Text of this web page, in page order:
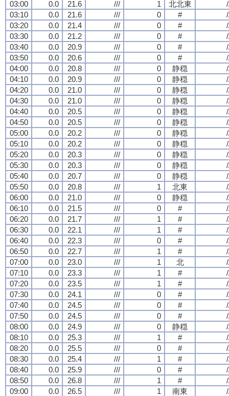
03:00
0.0 21.6 /// 1 北北東
03:10
0.0 21.6 /// 0 #
03:20
0.0 21.4 /// 0 #
03:30
0.0 21.2 /// 0 #
03:40
0.0 20.9 /// 0 #
03:50
0.0 20.6 /// 0 #
04:00
0.0 20.8 /// 0 静穏
04:10
0.0 20.9 /// 0 静穏
04:20
0.0 21.0 /// 0 静穏
04:30
0.0 21.0 /// 0 静穏
04:40
0.0 20.5 /// 0 静穏
04:50
0.0 20.5 /// 0 静穏
05:00
0.0 20.2 /// 0 静穏
05:10
0.0 20.2 /// 0 静穏
05:20
0.0 20.3 /// 0 静穏
05:30
0.0 20.3 /// 0 静穏
05:40
0.0 20.7 /// 0 静穏
05:50
0.0 20.8 /// 1 北東
06:00
0.0 21.0 /// 0 静穏
06:10
0.0 21.5 /// 0 #
06:20
0.0 21.7 /// 1 #
06:30
0.0 22.1 /// 1 #
06:40
0.0 22.3 /// 0 #
06:50
0.0 22.7 /// 1 #
07:00
0.0 23.0 /// 1 北
07:10
0.0 23.3 /// 1 #
07:20
0.0 23.5 /// 1 #
07:30
0.0 24.1 /// 0 #
07:40
0.0 24.5 /// 0 #
07:50
0.0 24.5 /// 0 #
08:00
0.0 24.9 /// 0 静穏
08:10
0.0 25.3 /// 1 #
08:20
0.0 25.5 /// 0 #
08:30
0.0 25.4 /// 1 #
08:40
0.0 25.9 /// 0 #
08:50
0.0 26.8 /// 1 #
09:00
0.0 26.5 /// 1 南東